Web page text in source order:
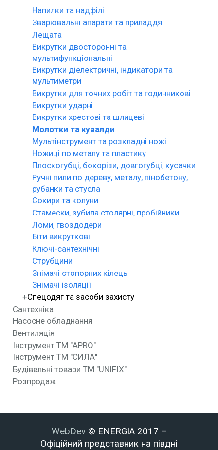
Напилки та надфілі
Зварювальні апарати та приладдя
Лещата
Викрутки двосторонні та
мультифункціональні
Викрутки діелектричні, індикатори та
мультиметри
Викрутки для точних робіт та годинникові
Викрутки ударні
Викрутки хрестові та шлицеві
Молотки та кувалди
Мультінструмент та розкладні ножі
Ножиці по металу та пластику
Плоскогубці, бокорізи, довгогубці, кусачки
Ручні пили по дереву, металу, пінобетону,
рубанки та стусла
Сокири та колуни
Стамески, зубила столярні, пробійники
Ломи, гвоздодери
Біти викруткові
Ключі-сантехнічні
Струбцини
Знімачі стопорних кілець
Знімачі ізоляції
Спецодяг та засоби захисту
Сантехніка
Насосне обладнання
Вентиляція
Інструмент ТМ "APRO"
Інструмент ТМ "СИЛА"
Будівельні товари ТМ "UNIFIX"
Розпродаж
WebDev © ENERGIA 2017 –
Офіційний представник на півдні